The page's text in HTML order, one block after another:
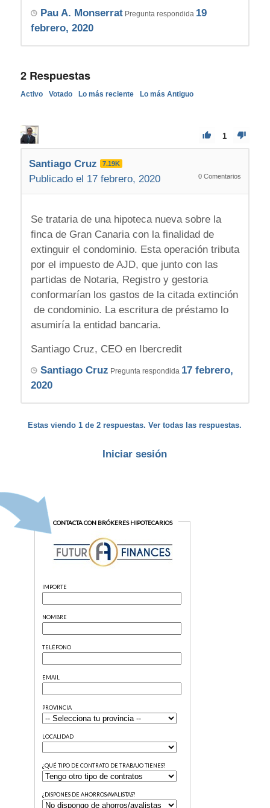
Pau A. MonserratPregunta respondida 19
febrero, 2020
2Respuestas
Activo Votado Lo más reciente Lo más Antiguo
1
Santiago Cruz 7.19K
Publicado el 17 febrero, 2020 0 Comentarios
Se trataria de una hipoteca nueva sobre la
finca de Gran Canaria con la finalidad de
extinguir el condominio. Esta operación tributa
por el impuesto de AJD, que junto con las
partidas de Notaria, Registro y gestoria
conformarían los gastos de la citada extinción
de condominio. La escritura de préstamo lo
asumiría la entidad bancaria.
Santiago Cruz, CEO en Ibercredit
Santiago Cruz Pregunta respondida 17 febrero,
2020
Estas viendo 1 de 2 respuestas. Ver todas las respuestas.
Iniciar sesión